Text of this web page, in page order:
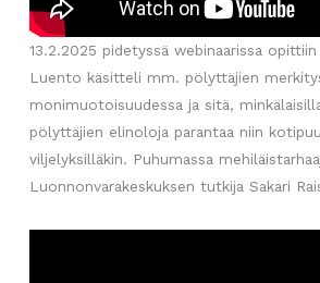
13.2.2025 pidetyssä webinaarissa
Luento käsitteli mm. pölyttäjien
monimuotoisuudessa ja sitä,
pölyttäjien elinoloja parantaa niin
viljelyksilläkin. Puhumassa
Luonnonvarakeskuksen tutkija Sakari